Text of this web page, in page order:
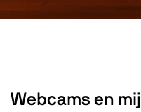
Webcams en